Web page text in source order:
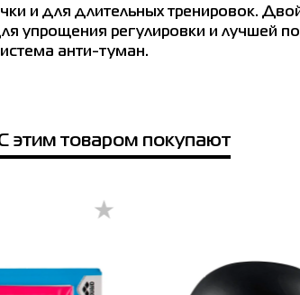
TRACKS черные 92341-055
25
размер
и для длительных тренировок.
упрощения регулировки и лучшей
анти-туман.
этим товаром покупают